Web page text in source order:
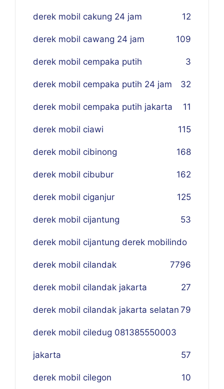
derek mobil cakung 24 jam 12
derek mobil cawang 24 jam 109
derek mobil cempaka putih 3
derek mobil cempaka putih 24 jam 32
derek mobil cempaka putih jakarta 11
derek mobil ciawi 115
derek mobil cibinong 168
derek mobil cibubur 162
derek mobil ciganjur 125
derek mobil cijantung 53
derek mobil cijantung derek mobilindo
96
derek mobil cilandak 77
derek mobil cilandak jakarta 27
derek mobil cilandak jakarta selatan 79
derek mobil ciledug 081385550003
jakarta 57
derek mobil cilegon 10